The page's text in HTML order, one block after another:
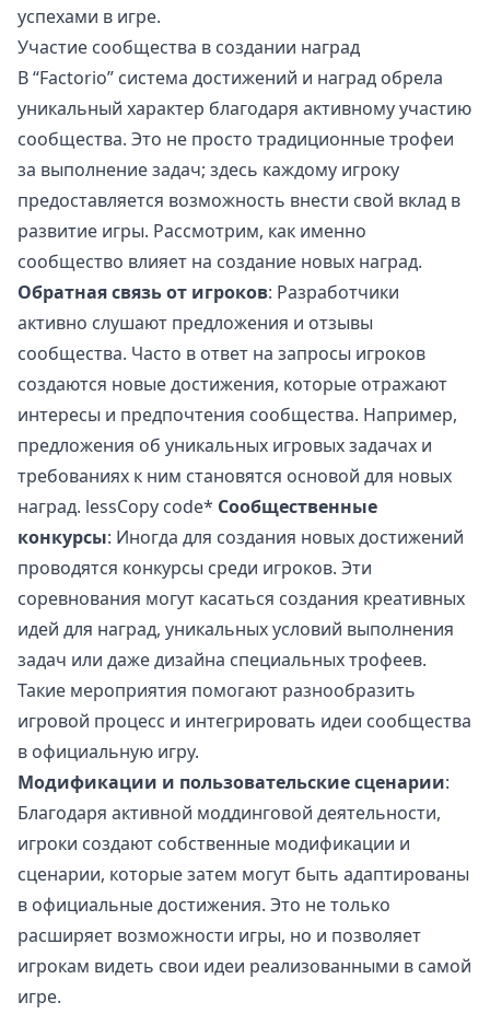
успехами в игре.
Участие сообщества в создании наград
В “Factorio” система достижений и наград обрела
уникальный характер благодаря активному участию
сообщества. Это не просто традиционные трофеи
за выполнение задач; здесь каждому игроку
предоставляется возможность внести свой вклад в
развитие игры. Рассмотрим, как именно
сообщество влияет на создание новых наград.
Обратная связь от игроков: Разработчики
активно слушают предложения и отзывы
сообщества. Часто в ответ на запросы игроков
создаются новые достижения, которые отражают
интересы и предпочтения сообщества. Например,
предложения об уникальных игровых задачах и
требованиях к ним становятся основой для новых
наград. lessCopy code* Сообщественные
конкурсы: Иногда для создания новых достижений
проводятся конкурсы среди игроков. Эти
соревнования могут касаться создания креативных
идей для наград, уникальных условий выполнения
задач или даже дизайна специальных трофеев.
Такие мероприятия помогают разнообразить
игровой процесс и интегрировать идеи сообщества
в официальную игру.
Модификации и пользовательские сценарии:
Благодаря активной моддинговой деятельности,
игроки создают собственные модификации и
сценарии, которые затем могут быть адаптированы
в официальные достижения. Это не только
расширяет возможности игры, но и позволяет
игрокам видеть свои идеи реализованными в самой
игре.